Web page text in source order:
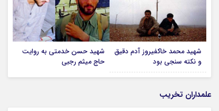
شهید محمد خاکفیروز آدم دقیق
و نکته سنجی بود
شهید حسن خدمتی به روایت
حاج میثم رجبی
علمداران تخریب